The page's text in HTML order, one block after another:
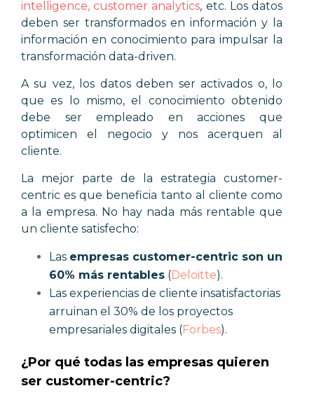
intelligence, customer analytics, etc. Los datos
deben ser transformados en información y la
información en conocimiento para impulsar la
transformación data-driven.
A su vez, los datos deben ser activados o, lo
que es lo mismo, el conocimiento obtenido
debe ser empleado en acciones que
optimicen el negocio y nos acerquen al
cliente.
La mejor parte de la estrategia customer-
centric es que beneficia tanto al cliente como
a la empresa. No hay nada más rentable que
un cliente satisfecho:
Las empresas customer-centric son un
60% más rentables (Deloitte).
Las experiencias de cliente insatisfactorias
arruinan el 30% de los proyectos
empresariales digitales (Forbes).
¿Por qué todas las empresas quieren
ser customer-centric?